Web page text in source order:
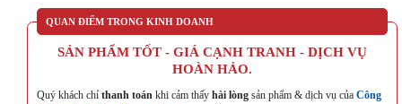
QUAN ĐIỂM TRONG KINH DOANH
SẢN PHẨM TỐT - GIÁ CẠNH TRANH - DỊCH VỤ
HOÀN HẢO.
Quý khách chỉ thanh toán khi cảm thấy hài lòng sản phẩm & dịch vụ của Công